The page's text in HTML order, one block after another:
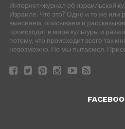
Интернет-журнал об израильской
Израиле. Что это? Одно и то же или
выясняем, описываем и
происходит в мире культуры и
потому, что происходит всего так
невозможно. Но мы пытаемся.